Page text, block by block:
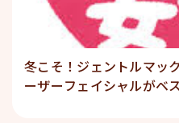
冬こそ！ジェントルマッ
ーザーフェイシャルがベ